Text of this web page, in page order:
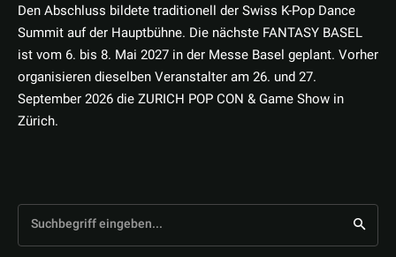
Den Abschluss bildete traditionell der Swiss K-Pop Dance
Summit auf der Hauptbühne. Die nächste FANTASY BASEL
ist vom 6. bis 8. Mai 2027 in der Messe Basel geplant. Vorher
organisieren dieselben Veranstalter am 26. und 27.
September 2026 die ZURICH POP CON & Game Show in
Zürich.
Suchbegriff eingeben...